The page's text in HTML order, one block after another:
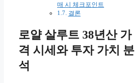
매 시 체크포인트
결론
로얄 살루트 38년산 가
격 시세와 투자 가치 분
석